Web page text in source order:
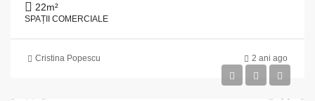
22m²
SPAȚII COMERCIALE
Cristina Popescu 2 ani ago